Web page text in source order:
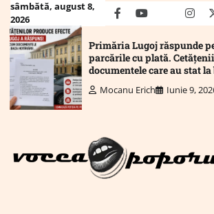
Skip
content
sâmbătă, august 8,
2026
facebookyoutubeMail
Primăria Lugoj răspunde
parcările cu plată.
documentele care au stat
Mocanu Erich Iunie 9,